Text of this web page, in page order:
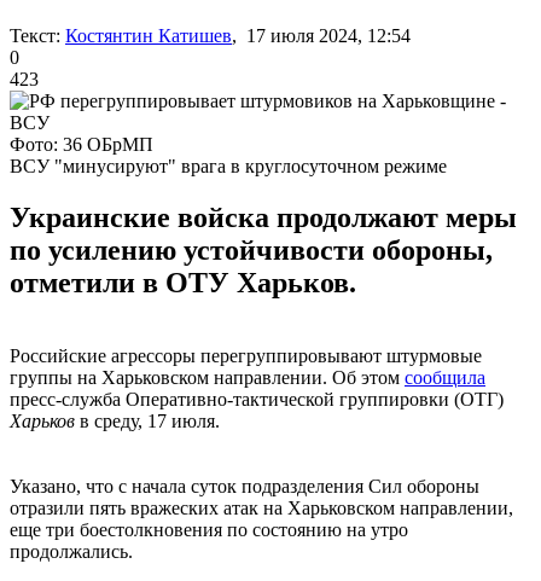
Текст: Костянтин Катишев, 17 июля 2024, 12:54
0
423
Фото: 36 ОБрМП
ВСУ "минусируют" врага в круглосуточном режиме
Украинские войска продолжают меры
по усилению устойчивости обороны,
отметили в ОТУ Харьков.
Российские агрессоры перегруппировывают штурмовые
группы на Харьковском направлении. Об этом сообщила
пресс-служба Оперативно-тактической группировки (ОТГ)
Харьков в среду, 17 июля.
Указано, что с начала суток подразделения Сил обороны
отразили пять вражеских атак на Харьковском направлении,
еще три боестолкновения по состоянию на утро
продолжались.